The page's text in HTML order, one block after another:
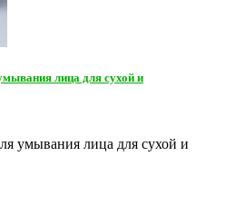
лица для сухой и
умывания лица для сухой и